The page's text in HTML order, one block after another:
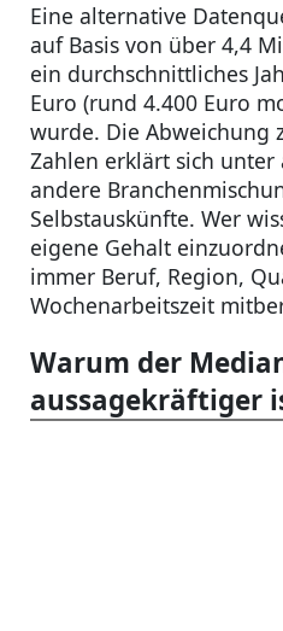
Eine alternative
auf Basis von über 4,4
ein durchschnittliches
Euro (rund 4.400 Euro
wurde. Die Abweichung
Zahlen erklärt sich unter
andere
Selbstauskünfte. Wer
eigene Gehalt
immer Beruf, Region,
Wochenarbeitszeit
Warum der
aussagekräftiger